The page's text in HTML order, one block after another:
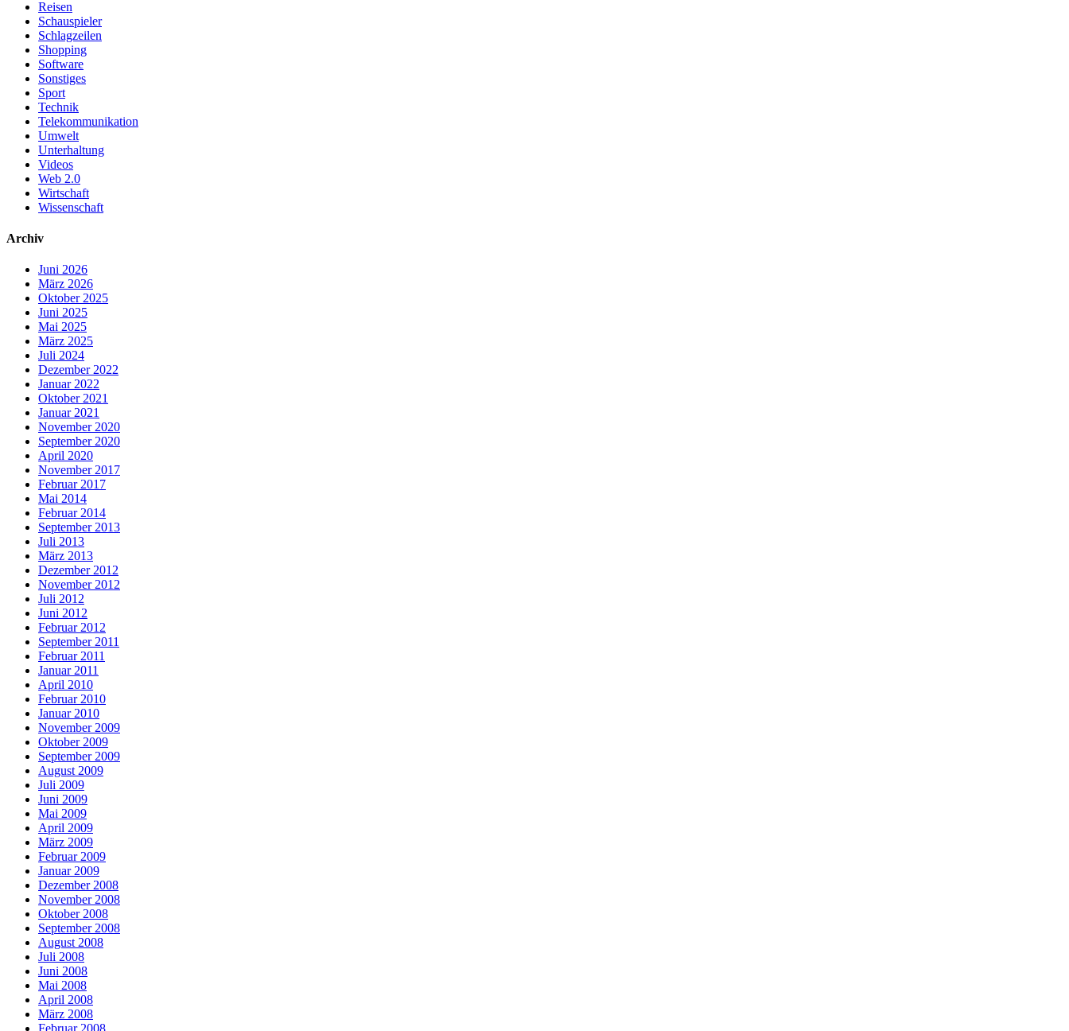
Reisen
Schauspieler
Schlagzeilen
Shopping
Software
Sonstiges
Sport
Technik
Telekommunikation
Umwelt
Unterhaltung
Videos
Web 2.0
Wirtschaft
Wissenschaft
Archiv
Juni 2026
März 2026
Oktober 2025
Juni 2025
Mai 2025
März 2025
Juli 2024
Dezember 2022
Januar 2022
Oktober 2021
Januar 2021
November 2020
September 2020
April 2020
November 2017
Februar 2017
Mai 2014
Februar 2014
September 2013
Juli 2013
März 2013
Dezember 2012
November 2012
Juli 2012
Juni 2012
Februar 2012
September 2011
Februar 2011
Januar 2011
April 2010
Februar 2010
Januar 2010
November 2009
Oktober 2009
September 2009
August 2009
Juli 2009
Juni 2009
Mai 2009
April 2009
März 2009
Februar 2009
Januar 2009
Dezember 2008
November 2008
Oktober 2008
September 2008
August 2008
Juli 2008
Juni 2008
Mai 2008
April 2008
März 2008